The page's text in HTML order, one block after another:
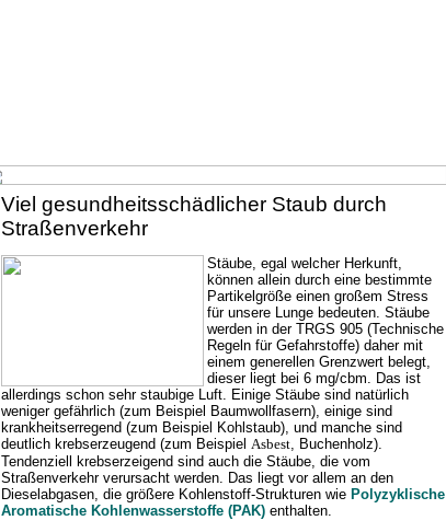
Viel gesundheitsschädlicher Staub durch
Straßenverkehr
Stäube, egal welcher Herkunft,
können allein durch eine bestimmte
Partikelgröße einen großem Stress
für unsere Lunge bedeuten. Stäube
werden in der TRGS 905 (Technische
Regeln für Gefahrstoffe) daher mit
einem generellen Grenzwert belegt,
dieser liegt bei 6 mg/cbm. Das ist
allerdings schon sehr staubige Luft. Einige Stäube sind natürlich
weniger gefährlich (zum Beispiel Baumwollfasern), einige sind
krankheitserregend (zum Beispiel Kohlstaub), und manche sind
deutlich krebserzeugend (zum Beispiel Asbest, Buchenholz).
Tendenziell krebserzeigend sind auch die Stäube, die vom
Straßenverkehr verursacht werden. Das liegt vor allem an den
Dieselabgasen, die größere Kohlenstoff-Strukturen wie Polyzyklische
Aromatische Kohlenwasserstoffe (PAK)enthalten.